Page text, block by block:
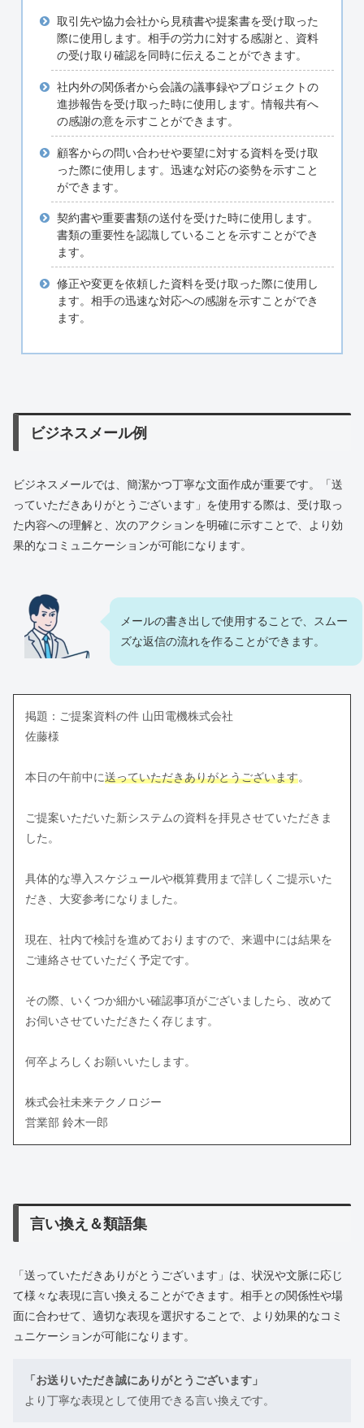
取引先や協力会社から見積書や提案書を受け取った
際に使用します。相手の労力に対する感謝と、資料
の受け取り確認を同時に伝えることができます。
社内外の関係者から会議の議事録やプロジェクトの
進捗報告を受け取った時に使用します。情報共有へ
の感謝の意を示すことができます。
顧客からの問い合わせや要望に対する資料を受け取
った際に使用します。迅速な対応の姿勢を示すこと
ができます。
契約書や重要書類の送付を受けた時に使用します。
書類の重要性を認識していることを示すことができ
ます。
修正や変更を依頼した資料を受け取った際に使用し
ます。相手の迅速な対応への感謝を示すことができ
ます。
ビジネスメール例
ビジネスメールでは、簡潔かつ丁寧な文面作成が重要です。「送
っていただきありがとうございます」を使用する際は、受け取っ
た内容への理解と、次のアクションを明確に示すことで、より効
果的なコミュニケーションが可能になります。
メールの書き出しで使用することで、スムー
ズな返信の流れを作ることができます。
掲題：ご提案資料の件 山田電機株式会社
佐藤様
本日の午前中に送っていただきありがとうございます。
ご提案いただいた新システムの資料を拝見させていただきま
した。
具体的な導入スケジュールや概算費用まで詳しくご提示いた
だき、大変参考になりました。
現在、社内で検討を進めておりますので、来週中には結果を
ご連絡させていただく予定です。
その際、いくつか細かい確認事項がございましたら、改めて
お伺いさせていただきたく存じます。
何卒よろしくお願いいたします。
株式会社未来テクノロジー
営業部 鈴木一郎
言い換え＆類語集
「送っていただきありがとうございます」は、状況や文脈に応じ
て様々な表現に言い換えることができます。相手との関係性や場
面に合わせて、適切な表現を選択することで、より効果的なコミ
ュニケーションが可能になります。
「お送りいただき誠にありがとうございます」
より丁寧な表現として使用できる言い換えです。